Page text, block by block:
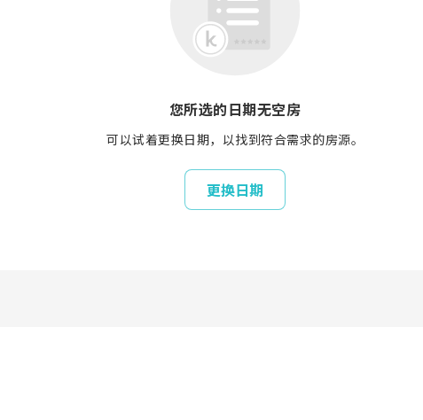
您所选的日期无空房
可以试着更换日期，以找到符合需求的房源。
更换日期